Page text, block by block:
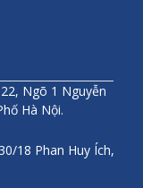
Ngõ 1 Nguyễn
Hà Nội.
18 Phan Huy Ích,